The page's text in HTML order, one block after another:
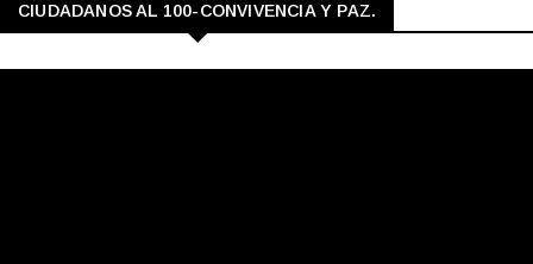
CIUDADANOS AL 100-CONVIVENCIA Y PAZ.